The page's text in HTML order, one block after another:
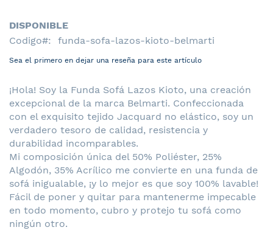
DISPONIBLE
Codigo
funda-sofa-lazos-kioto-belmarti
Sea el primero en dejar una reseña para este artículo
¡Hola! Soy la Funda Sofá Lazos Kioto, una creación
excepcional de la marca Belmarti. Confeccionada
con el exquisito tejido Jacquard no elástico, soy un
verdadero tesoro de calidad, resistencia y
durabilidad incomparables.
Mi composición única del 50% Poliéster, 25%
Algodón, 35% Acrílico me convierte en una funda de
sofá inigualable, ¡y lo mejor es que soy 100% lavable!
Fácil de poner y quitar para mantenerme impecable
en todo momento, cubro y protejo tu sofá como
ningún otro.
de
imágenes